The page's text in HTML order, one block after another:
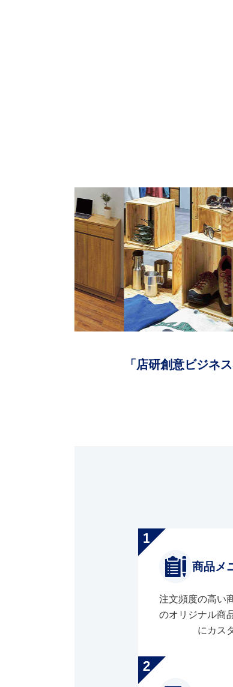
「店研創意ビジネ
商品メ
注文頻度の高い
のオリジナル商
にカス